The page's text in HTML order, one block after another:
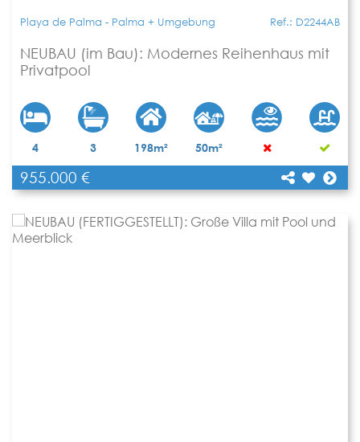
Playa de Palma - Palma + Umgebung Ref.: D2244AB
NEUBAU (im Bau): Modernes Reihenhaus mit
Privatpool
4 3 198m² 50m²
955.000 €[shariff title="NEUBAU (im Bau): Modernes
Reihenhaus mit Privatpool"
neubau-im-bau-modernes-reihenhaus/"]